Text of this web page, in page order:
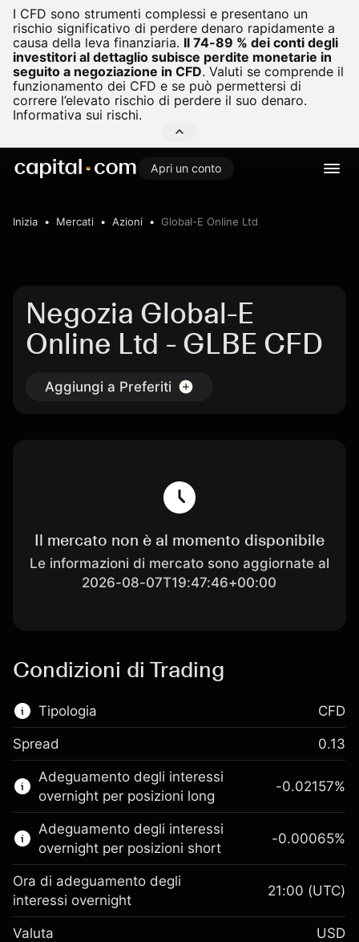
I CFD sono strumenti complessi e presentano un
rischio significativo di perdere denaro rapidamente a
causa della leva finanziaria. Il 74-89 % dei conti degli
investitori al dettaglio subisce perdite monetarie in
seguito a negoziazione in CFD. Valuti se comprende il
funzionamento dei CFD e se può permettersi di
correre l’elevato rischio di perdere il suo denaro.
Informativa sui rischi.
Apri un conto
Inizia Mercati Azioni Global-E Online Ltd
Negozia Global-E
Online Ltd - GLBE CFD
Aggiungi a Preferiti
Il mercato non è al momento disponibile
Le informazioni di mercato sono aggiornate al
2026-08-07T19:47:46+00:00
Condizioni di Trading
Tipologia
Questo mercato finanziario è disponibile per il
trading di CFD.
Scopri di più su:
CFD
CFD
Spread 0.13
Adeguamento degli interessi
overnight per posizioni long
-0.02157%
Adeguamento degli interessi
overnight per posizioni short
-0.00065%
Ora di adeguamento degli
interessi overnight
21:00 (UTC)
Valuta USD